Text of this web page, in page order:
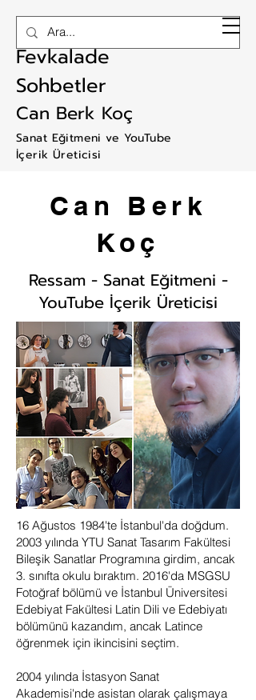
RAM ART
Fevkalade
Sohbetler
Can Berk Koç
Sanat Eğitmeni ve YouTube
İçerik Üreticisi
Can Berk
Koç
Ressam - Sanat Eğitmeni -
YouTube İçerik Üreticisi
16 Ağustos 1984'te İstanbul'da doğdum.
2003 yılında YTU Sanat Tasarım Fakültesi
Bileşik Sanatlar Programına girdim, ancak
3. sınıfta okulu bıraktım. 2016'da MSGSU
Fotoğraf bölümü ve İstanbul Üniversitesi
Edebiyat Fakültesi Latin Dili ve Edebiyatı
bölümünü kazandım, ancak Latince
öğrenmek için ikincisini seçtim.
2004 yılında İstasyon Sanat
Akademisi'nde asistan olarak çalışmaya